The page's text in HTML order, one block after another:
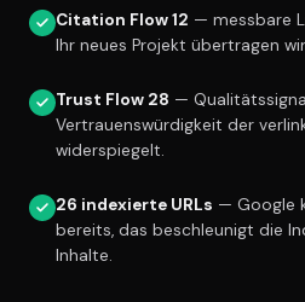
Citation Flow 12 — messbare
Ihr neues Projekt übertragen
Trust Flow 28 —
Vertrauenswürdigkeit der
widerspiegelt.
26 indexierte URLs — Google
bereits, das beschleunigt die
Inhalte.